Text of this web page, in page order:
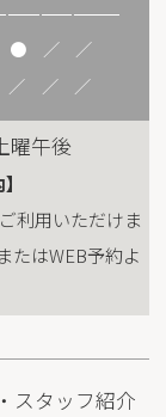
● ／ ／
／ ／ ／
曜午後
利用いただけま
たはWEB予約よ
スタッフ紹介